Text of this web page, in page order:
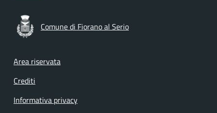
Comune di Fiorano al Serio
Footer menu
Area riservata
Crediti
Informativa privacy